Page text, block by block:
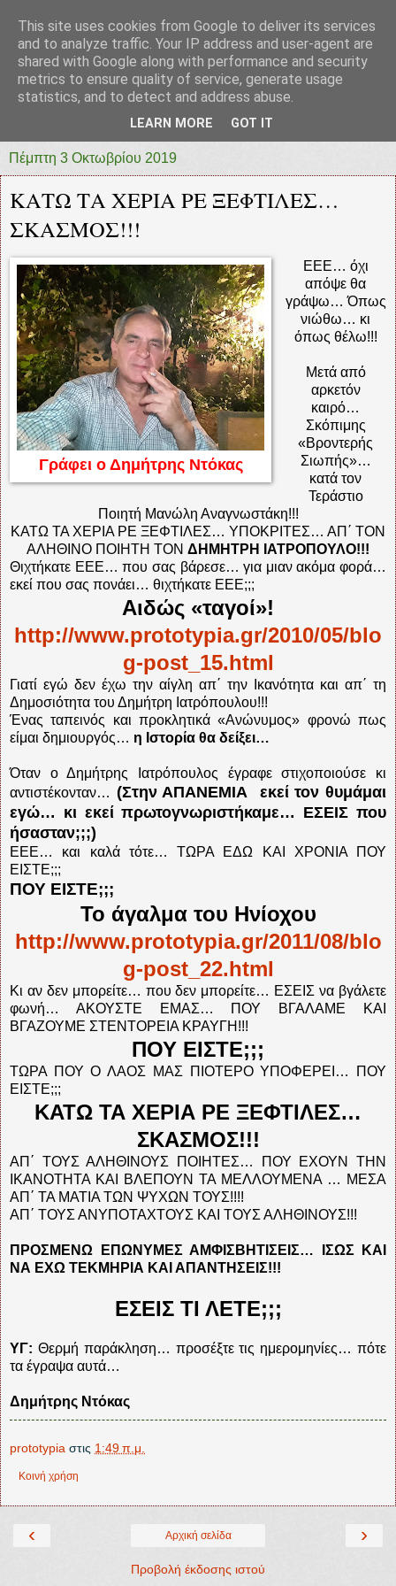
prototypia
"ΠΡΩΤΟΤΥΠΙΑ" * ΑΝΕΞΑΡΤΗΤΗ-ΗΛΕΚΤΡΟΝΙΚΗ-
Πέμπτη 3 Οκτωβρίου 2019
ΚΑΤΩ ΤΑ ΧΕΡΙΑ ΡΕ ΞΕΦΤΙΛΕΣ…
ΣΚΑΣΜΟΣ!!!
Γράφει ο Δημήτρης Ντόκας
ΕΕΕ… όχι
απόψε θα
γράψω… Όπως
νιώθω… κι
όπως θέλω!!!
Μετά από
αρκετόν
καιρό…
Σκόπιμης
«Βροντερής
Σιωπής»…
κατά τον
Τεράστιο
Ποιητή Μανώλη Αναγνωστάκη!!!
ΚΑΤΩ ΤΑ ΧΕΡΙΑ ΡΕ ΞΕΦΤΙΛΕΣ… ΥΠΟΚΡΙΤΕΣ… ΑΠ΄ ΤΟΝ
ΑΛΗΘΙΝΟ ΠΟΙΗΤΗ ΤΟΝ ΔΗΜΗΤΡΗ ΙΑΤΡΟΠΟΥΛΟ!!!
Θιχτήκατε ΕΕΕ… που σας βάρεσε… για μιαν ακόμα φορά…
εκεί που σας πονάει… θιχτήκατε ΕΕΕ;;;
Αιδώς «ταγοί»!
http://www.prototypia.gr/2010/05/blo
g-post_15.html
Γιατί εγώ δεν έχω την αίγλη απ΄ την Ικανότητα και απ΄ τη
Δημοσιότητα του Δημήτρη Ιατρόπουλου!!!
Ένας ταπεινός και προκλητικά «Ανώνυμος» φρονώ πως
είμαι δημιουργός… η Ιστορία θα δείξει…
Όταν ο Δημήτρης Ιατρόπουλος έγραφε στιχοποιούσε κι
αντιστέκονταν… (Στην ΑΠΑΝΕΜΙΑ
εκεί τον θυμάμαι
εγώ… κι εκεί πρωτογνωριστήκαμε… ΕΣΕΙΣ που
ήσασταν;;;)
ΕΕΕ… και καλά τότε… ΤΩΡΑ ΕΔΩ ΚΑΙ ΧΡΟΝΙΑ ΠΟΥ
ΕΙΣΤΕ;;;
ΠΟΥ ΕΙΣΤΕ;;;
Το άγαλμα του Ηνίοχου
http://www.prototypia.gr/2011/08/blo
g-post_22.html
Κι αν δεν μπορείτε… που δεν μπορείτε… ΕΣΕΙΣ να βγάλετε
φωνή… ΑΚΟΥΣΤΕ ΕΜΑΣ… ΠΟΥ ΒΓΑΛΑΜΕ ΚΑΙ
ΒΓΑΖΟΥΜΕ ΣΤΕΝΤΟΡΕΙΑ ΚΡΑΥΓΗ!!!
ΠΟΥ ΕΙΣΤΕ;;;
ΤΩΡΑ ΠΟΥ Ο ΛΑΟΣ ΜΑΣ ΠΙΟΤΕΡΟ ΥΠΟΦΕΡΕΙ… ΠΟΥ
ΕΙΣΤΕ;;;
ΚΑΤΩ ΤΑ ΧΕΡΙΑ ΡΕ ΞΕΦΤΙΛΕΣ…
ΣΚΑΣΜΟΣ!!!
ΑΠ΄ ΤΟΥΣ ΑΛΗΘΙΝΟΥΣ ΠΟΙΗΤΕΣ… ΠΟΥ ΕΧΟΥΝ ΤΗΝ
ΙΚΑΝΟΤΗΤΑ ΚΑΙ ΒΛΕΠΟΥΝ ΤΑ ΜΕΛΛΟΥΜΕΝΑ … ΜΕΣΑ
ΑΠ΄ ΤΑ ΜΑΤΙΑ ΤΩΝ ΨΥΧΩΝ ΤΟΥΣ!!!!
ΑΠ΄ ΤΟΥΣ ΑΝΥΠΟΤΑΧΤΟΥΣ ΚΑΙ ΤΟΥΣ ΑΛΗΘΙΝΟΥΣ!!!
ΠΡΟΣΜΕΝΩ ΕΠΩΝΥΜΕΣ ΑΜΦΙΣΒΗΤΙΣΕΙΣ… ΙΣΩΣ ΚΑΙ
ΝΑ ΕΧΩ ΤΕΚΜΗΡΙΑ ΚΑΙ ΑΠΑΝΤΗΣΕΙΣ!!!
ΕΣΕΙΣ ΤΙ ΛΕΤΕ;;;
ΥΓ: Θερμή παράκληση… προσέξτε τις ημερομηνίες… πότε
τα έγραψα αυτά…
Δημήτρης Ντόκας
prototypia στις 1:49 π.μ.
Κοινή χρήση
‹ ›
Αρχική σελίδα
Προβολή έκδοσης ιστού
This site uses cookies from Google to deliver its services
and to analyze traffic. Your IP address and user-agent are
shared with Google along with performance and security
metrics to ensure quality of service, generate usage
statistics, and to detect and address abuse.
LEARN MORE GOT IT